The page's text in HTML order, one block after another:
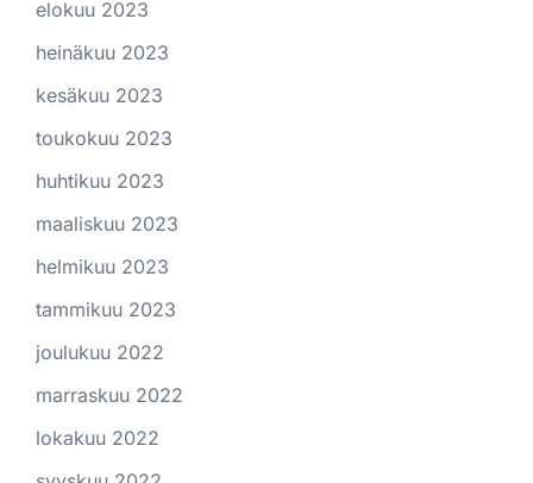
elokuu 2023
heinäkuu 2023
kesäkuu 2023
toukokuu 2023
huhtikuu 2023
maaliskuu 2023
helmikuu 2023
tammikuu 2023
joulukuu 2022
marraskuu 2022
lokakuu 2022